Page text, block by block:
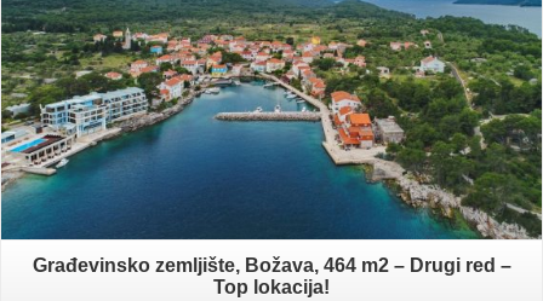
Građevinsko zemljište, Božava, 464 m2 – Drugi red –
Top lokacija!